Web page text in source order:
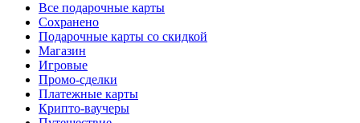
Все подарочные карты
Сохранено
Подарочные карты со скидкой
Магазин
Игровые
Промо-сделки
Платежные карты
Крипто-ваучеры